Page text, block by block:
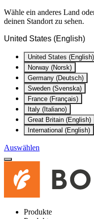
Wähle ein anderes Land
deinen Standort zu sehen.
United States (English)
United States (English)
Norway (Norsk)
Germany (Deutsch)
Sweden (Svenska)
France (Français)
Italy (Italiano)
Great Britain (English)
International (English)
Auswählen
Produkte